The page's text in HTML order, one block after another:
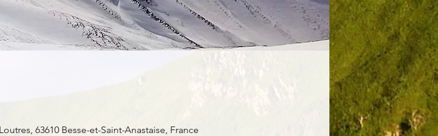
63610 Besse-et-Saint-Anastaise, France